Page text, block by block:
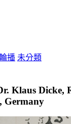
播 未分類
Klaus Dicke,
Germany